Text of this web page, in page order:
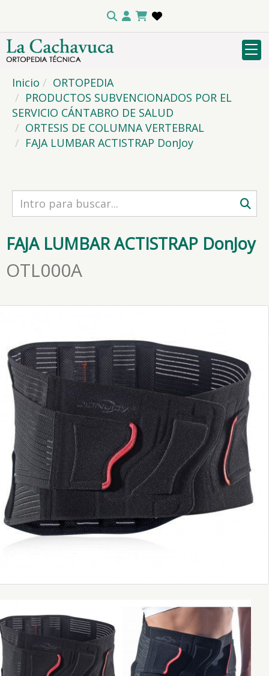
Inicio
ORTOPEDIA
PRODUCTOS SUBVENCIONADOS POR EL
SERVICIO CÁNTABRO DE SALUD
ORTESIS DE COLUMNA VERTEBRAL
FAJA LUMBAR ACTISTRAP DonJoy
FAJA LUMBAR ACTISTRAP DonJoy
OTL000A